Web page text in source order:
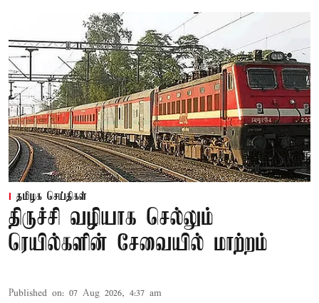
தமிழக செய்திகள்
திருச்சி வழியாக செல்லும்
ரெயில்களின் சேவையில் மாற்றம்
Published on: 07 Aug 2026, 4:37 am